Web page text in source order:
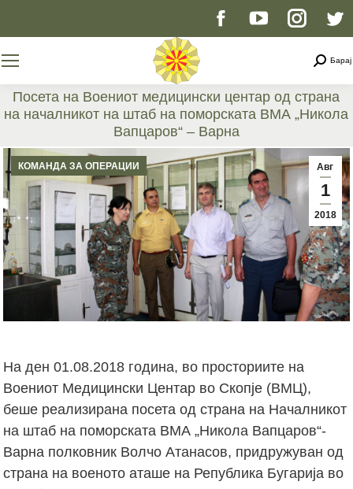
Facebook
opens
in
new
window
YouTube
opens
new
window
page
opens
new
window
Барај
Посета на Воениот медицински центар од страна
на началникот на штаб на поморската ВМА „Никола
Вапцаров“ – Варна
You are here:
Авг
1
2018
КОМАНДА ЗА ОПЕРАЦИИ
На ден 01.08.2018 година, во просториите на
Воениот Медицински Центар во Скопје (ВМЦ),
беше реализирана посета од страна на Началникот
на штаб на поморската ВМА „Никола Вапцаров“-
Варна полковник Волчо Атанасов, придружуван од
страна на военото аташе на Република Бугарија во